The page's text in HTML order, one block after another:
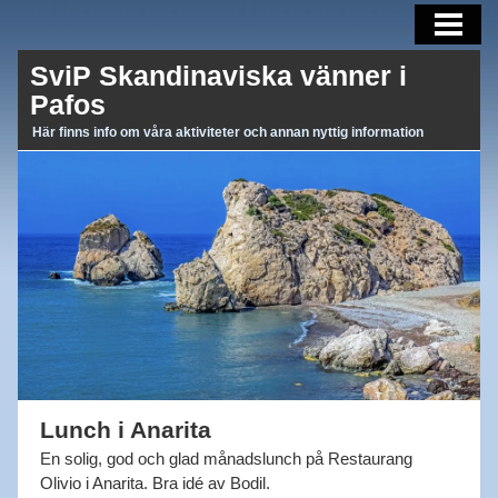
AKTIVITETER
OM OSS
LÄNKAR
SviP Skandinaviska vänner i
Pafos
Här finns info om våra aktiviteter och annan nyttig information
Lunch i Anarita
En solig, god och glad månadslunch på Restaurang
Olivio i Anarita. Bra idé av Bodil.